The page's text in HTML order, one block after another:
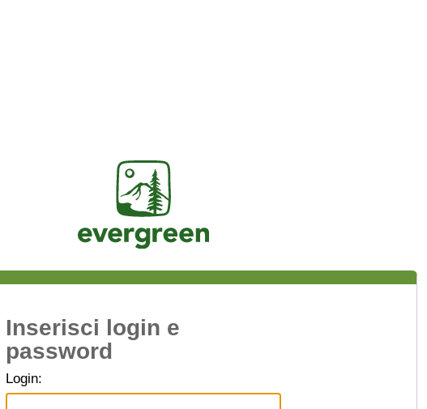
Jasig
Inserisci login e
password
Login: